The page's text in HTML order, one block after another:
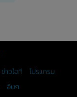
ข่าวไอที
โปรแกรม
อื่นๆ